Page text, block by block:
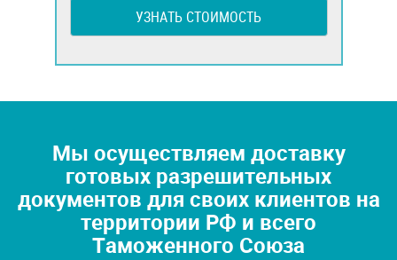
УЗНАТЬ СТОИМОСТЬ
Мы осуществляем доставку
готовых разрешительных
документов для своих клиентов на
территории РФ и всего
Таможенного Союза